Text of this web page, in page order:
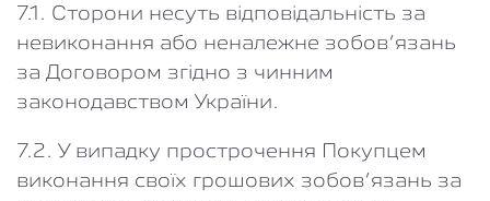
7.1. Сторони несуть відповідальність за
невиконання або неналежне зобов’язань
за Договором згідно з чинним
законодавством України.
7.2. У випадку прострочення Покупцем
виконання своїх грошових зобов’язань за